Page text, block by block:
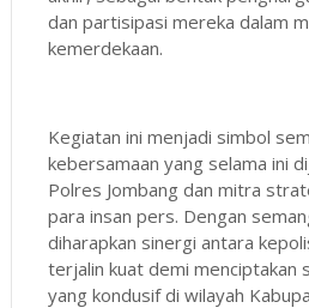
dan partisipasi mereka dalam
kemerdekaan.
Kegiatan ini menjadi simbol
kebersamaan yang selama ini
Polres Jombang dan mitra
para insan pers. Dengan
diharapkan sinergi antara
terjalin kuat demi menciptakan
yang kondusif di wilayah